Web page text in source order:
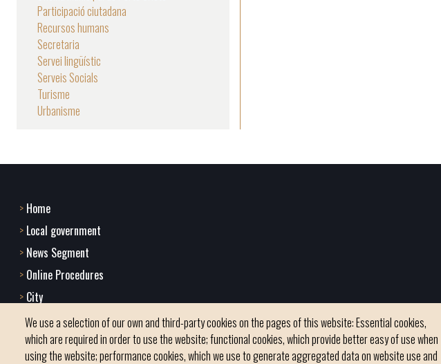
Participació ciutadana
Recursos humans
Secretaria
Servei lingüístic
Serveis Socials
Turisme
Urbanisme
Footer
menu
1
-
Home
Home
Local government
News Segment
Online Procedures
City
We use a selection of our own and third-party cookies on the pages of this website: Essential cookies,
which are required in order to use the website; functional cookies, which provide better easy of use when
using the website; performance cookies, which we use to generate aggregated data on website use and